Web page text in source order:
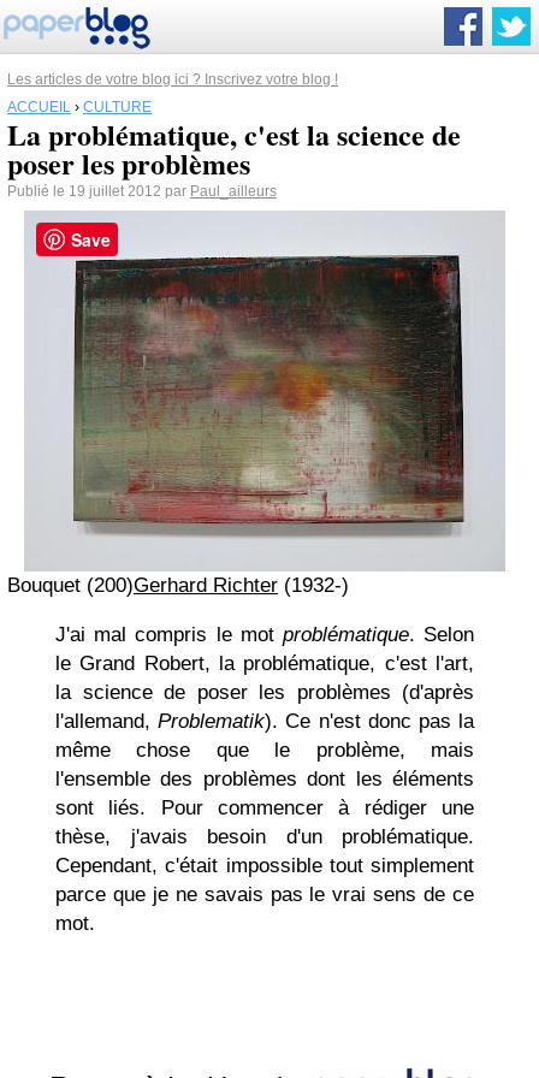
Les articles de votre blog ici ? Inscrivez votre blog !
ACCUEIL › CULTURE
La problématique, c'est la science de
poser les problèmes
Publié le 19 juillet 2012 par Paul_ailleurs
Bouquet (200)Gerhard Richter (1932-)
J'ai mal compris le mot problématique. Selon
le Grand Robert, la problématique, c'est l'art,
la science de poser les problèmes (d'après
l'allemand,Problematik). Ce n'est donc pas la
même chose que le problème, mais
l'ensemble des problèmes dont les éléments
sont liés. Pour commencer à rédiger une
thèse, j'avais besoin d'un problématique.
Cependant, c'était impossible tout simplement
parce que je ne savais pas le vrai sens de ce
mot.
Save